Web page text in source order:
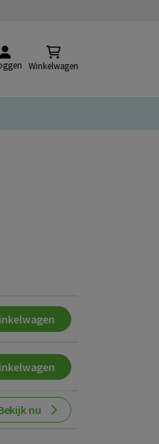
Winkelwagen
nu